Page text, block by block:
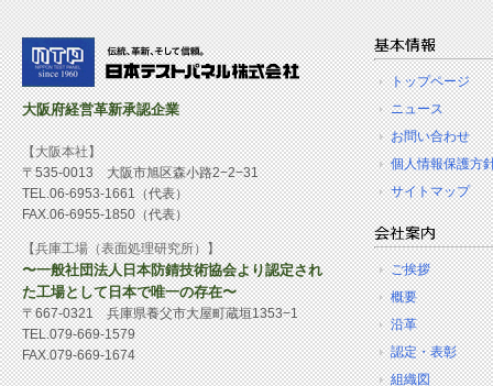
大阪府経営革新承認企業
【大阪本社】
〒535-0013 大阪市旭区森小路2−2−31
TEL.06-6953-1661（代表）
FAX.06-6955-1850（代表）
【兵庫工場（表面処理研究所）】
〜一般社団法人日本防錆技術協会より認定され
た工場として日本で唯一の存在〜
〒667-0321 兵庫県養父市大屋町蔵垣1353−1
TEL.079-669-1579
FAX.079-669-1674
トップページ
ニュース
お問い合わせ
個人情報保護方
サイトマップ
ご挨拶
概要
沿革
認定・表彰
組織図